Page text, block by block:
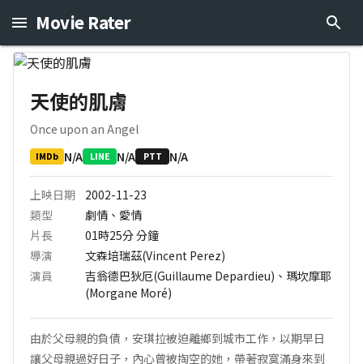
Movie Rater
天使的肌膚
Once upon an Angel
IMDb N/A LINE N/A PTT N/A
上映日期
2002-11-23
類型
劇情、愛情
片長
01時25分分鐘
導演
文森培瑞茲(Vincent Perez)
演員
吉翁德巴狄厄(Guillaume Depardieu)、瑪坎摩耶
(Morgane Moré)
由於父母親的負債，安琪拉被迫離鄉到城市工作，以期早日
讓父母親過好日子，內心曾被掏空的她，帶著寂寞滿身來到